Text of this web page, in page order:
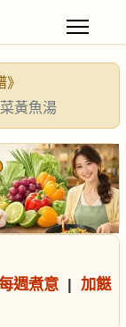
黃魚湯
週煮意 | 加餸